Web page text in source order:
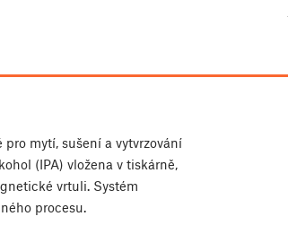
pro mytí, sušení a vytvrzování
(IPA) vložena v tiskárně,
vrtuli. Systém
procesu.